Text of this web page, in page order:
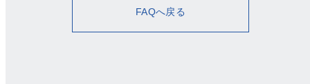
FAQへ戻る